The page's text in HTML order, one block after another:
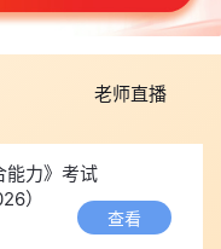
左右，时间紧，基本是看
还是比较复杂的，环节
面试结束了，再去笔试就
绩=背景评估*30%+上机
政治面试*15%。大
老师直播
能力》考试
）
查看